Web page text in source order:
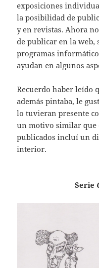
exposiciones
la posibilidad de
y en revistas. Ahora
de publicar en la web,
programas
ayudan en algunos
Recuerdo haber leído
además pintaba, le
lo tuvieran presente
un motivo similar que
publicados incluí un
interior.
Serie